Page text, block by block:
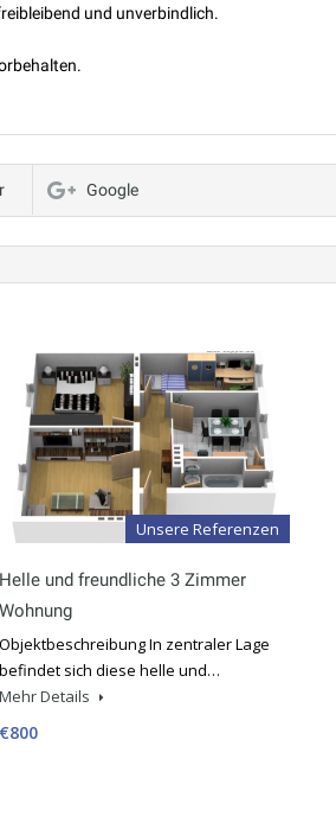
und unverbindlich.
Google
Unsere Referenzen
Helle und freundliche 3 Zimmer
Wohnung
Objektbeschreibung In zentraler Lage
befindet sich diese helle und…
Mehr Details
€800